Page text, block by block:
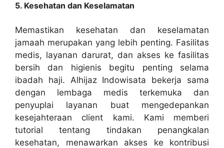
5. Kesehatan dan Keselamatan
Memastikan kesehatan dan keselamatan
jamaah merupakan yang lebih penting. Fasilitas
medis, layanan darurat, dan akses ke fasilitas
bersih dan higienis begitu penting selama
ibadah haji. Alhijaz Indowisata bekerja sama
dengan lembaga medis terkemuka dan
penyuplai layanan buat mengedepankan
kesejahteraan client kami. Kami memberi
tutorial tentang tindakan penangkalan
kesehatan, menawarkan akses ke kontribusi